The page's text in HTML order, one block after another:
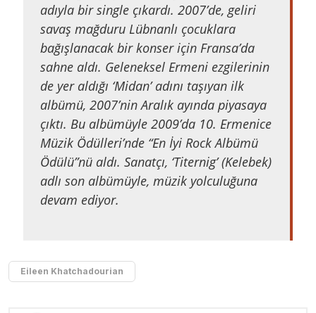
adıyla bir single çıkardı. 2007’de, geliri
savaş mağduru Lübnanlı çocuklara
bağışlanacak bir konser için Fransa’da
sahne aldı. Geleneksel Ermeni ezgilerinin
de yer aldığı ‘Midan’ adını taşıyan ilk
albümü, 2007’nin Aralık ayında piyasaya
çıktı. Bu albümüyle 2009’da 10. Ermenice
Müzik Ödülleri’nde “En İyi Rock Albümü
Ödülü”nü aldı. Sanatçı, ‘Titernig’ (Kelebek)
adlı son albümüyle, müzik yolculuğuna
devam ediyor.
Eileen Khatchadourian